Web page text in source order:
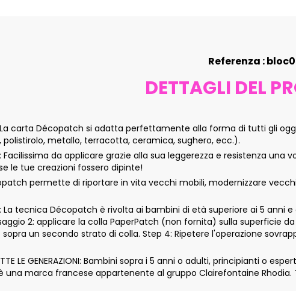
Referenza :
DETTAGLI DEL
La carta Décopatch si adatta perfettamente alla forma di tutti gli
polistirolo, metallo, terracotta, ceramica, sughero, ecc.).
Facilissima da applicare grazie alla sua leggerezza e resistenza
le tue creazioni fossero dipinte!
permette di riportare in vita vecchi mobili, modernizzare
La tecnica Décopatch è rivolta ai bambini di età superiore ai 5
2: applicare la colla PaperPatch (non fornita) sulla superficie
un secondo strato di colla. Step 4: Ripetere l'operazione
LE GENERAZIONI: Bambini sopra i 5 anni o adulti, principianti
una marca francese appartenente al gruppo Clairefontaine